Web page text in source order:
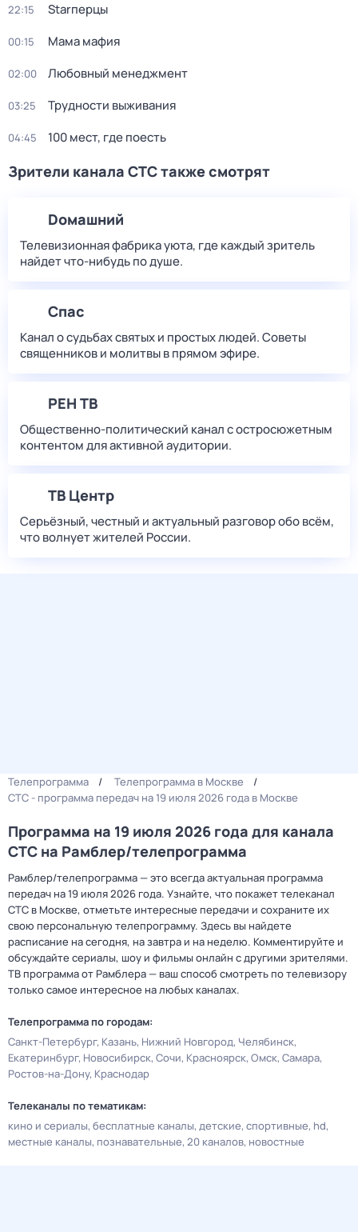
22:15 Starперцы
00:15 Мама мафия
02:00 Любовный менеджмент
03:25 Трудности выживания
04:45 100 мест, где поесть
Зрители канала СТС также смотрят
Dомашний
Телевизионная фабрика уюта, где каждый зритель
найдет что‑нибудь по душе.
Спас
Канал о судьбах святых и простых людей. Советы
священников и молитвы в прямом эфире.
РЕН ТВ
Общественно-политический канал с остросюжетным
контентом для активной аудитории.
ТВ Центр
Серьёзный, честный и актуальный разговор обо всём,
что волнует жителей России.
Телепрограмма
Телепрограмма в Москве
СТС - программа передач на 19 июля 2026 года в Москве
Программа на 19 июля 2026 года для канала
СТС на Рамблер/телепрограмма
Рамблер/телепрограмма — это всегда актуальная программа
передач на 19 июля 2026 года. Узнайте, что покажет телеканал
СТС в Москве, отметьте интересные передачи и сохраните их
свою персональную телепрограмму. Здесь вы найдете
расписание на сегодня, на завтра и на неделю. Комментируйте и
обсуждайте сериалы, шоу и фильмы онлайн с другими зрителями.
ТВ программа от Рамблера — ваш способ смотреть по телевизору
только самое интересное на любых каналах.
Телепрограмма по городам:
Санкт-Петербург Казань Нижний Новгород Челябинск
Екатеринбург Новосибирск Сочи Красноярск Омск Самара
Ростов-на-Дону Краснодар
Телеканалы по тематикам:
кино и сериалы бесплатные каналы детские спортивные hd
местные каналы познавательные 20 каналов новостные